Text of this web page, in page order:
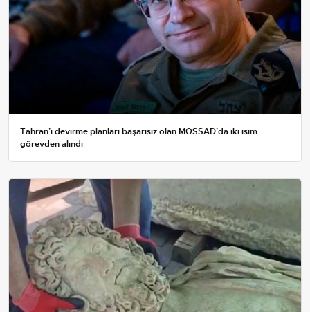
Tahran’ı devirme planları başarısız olan MOSSAD’da iki isim
görevden alındı